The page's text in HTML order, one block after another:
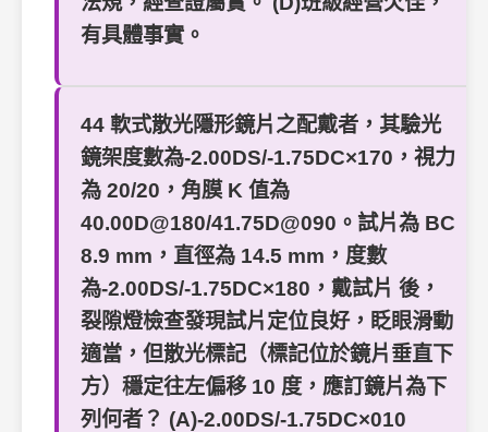
有具體事實。
44 軟式散光隱形鏡片之配戴者，其驗光
鏡架度數為-2.00DS/-1.75DC×170，視力
為 20/20，角膜 K 值為
40.00D@180/41.75D@090。試片為 BC
8.9 mm，直徑為 14.5 mm，度數
為-2.00DS/-1.75DC×180，戴試片 後，
裂隙燈檢查發現試片定位良好，眨眼滑動
適當，但散光標記（標記位於鏡片垂直下
方）穩定往左偏移 10 度，應訂鏡片為下
列何者？ (A)-2.00DS/-1.75DC×010